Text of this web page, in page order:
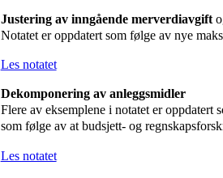
Justering av inngående merverdiavgift
Notatet er oppdatert som følge av nye
Les notatet
Dekomponering av anleggsmidler
Flere av eksemplene i notatet er
som følge av at budsjett- og
Les notatet